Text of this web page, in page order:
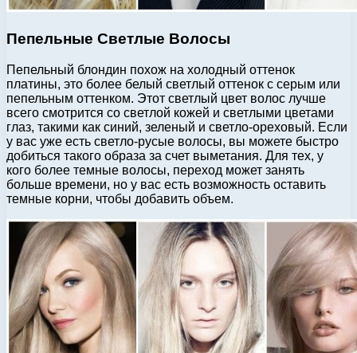
Пепельные Светлые Волосы
Пепельный блондин похож на холодный оттенок
платины, это более белый светлый оттенок с серым или
пепельным оттенком. Этот светлый цвет волос лучше
всего смотрится со светлой кожей и светлыми цветами
глаз, такими как синий, зеленый и светло-ореховый. Если
у вас уже есть светло-русые волосы, вы можете быстро
добиться такого образа за счет выметания. Для тех, у
кого более темные волосы, переход может занять
больше времени, но у вас есть возможность оставить
темные корни, чтобы добавить объем.